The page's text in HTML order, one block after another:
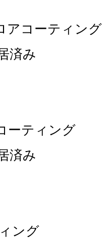
アコーティング
済み
ーティング
済み
ング